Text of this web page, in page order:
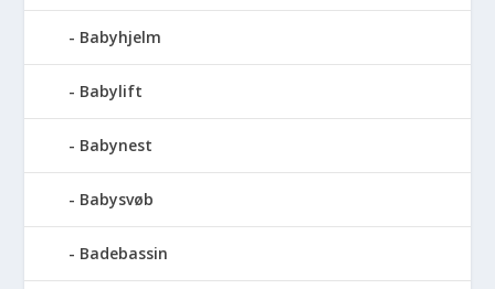
Babyhjelm
Babylift
Babynest
Babysvøb
Badebassin